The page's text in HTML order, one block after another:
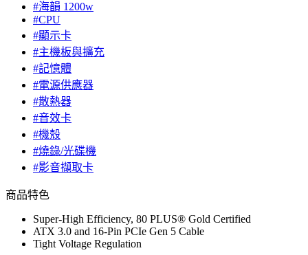
#海韻 1200w
#CPU
#顯示卡
#主機板與擴充
#記憶體
#電源供應器
#散熱器
#音效卡
#機殼
#燒錄/光碟機
#影音擷取卡
商品特色
Super-High Efficiency, 80 PLUS® Gold Certified
ATX 3.0 and 16-Pin PCIe Gen 5 Cable
Tight Voltage Regulation